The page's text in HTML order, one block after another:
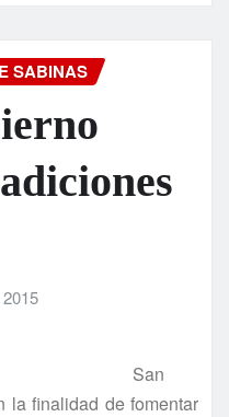
SABINAS
San
la finalidad de fomentar